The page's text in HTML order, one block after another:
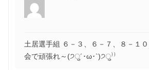
土居選手組 ６－３、６－７、８－１
会で頑張れ～(੭ु´･ω･`)੭ु⁾⁾